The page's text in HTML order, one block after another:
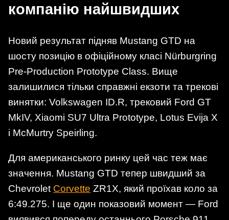
компанію найшвидших
Новий результат підняв Mustang GTD на
шосту позицію в офіційному класі Nürburgring
Pre-Production Prototype Class. Вище
залишилися тільки справжні екзоти та трекові
винятки: Volkswagen ID.R, трековий Ford GT
MkIV, Xiaomi SU7 Ultra Prototype, Lotus Evija X
і McMurtry Speirling.
Для американського ринку цей час теж має
значення. Mustang GTD тепер швидший за
Chevrolet Corvette ZR1X, який проїхав коло за
6:49.275. І ще один показовий момент — Ford